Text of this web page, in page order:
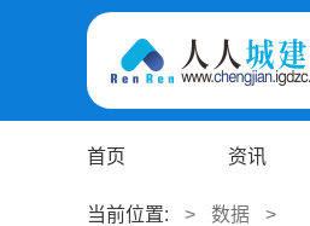
首页 资讯
当前位置: > 数据 >